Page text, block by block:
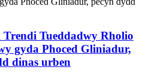
Trendi Tueddadwy Rholio
gyda Phoced Gliniadur,
dinas urben